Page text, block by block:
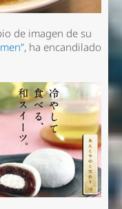
de imagen de su
, ha encandilado